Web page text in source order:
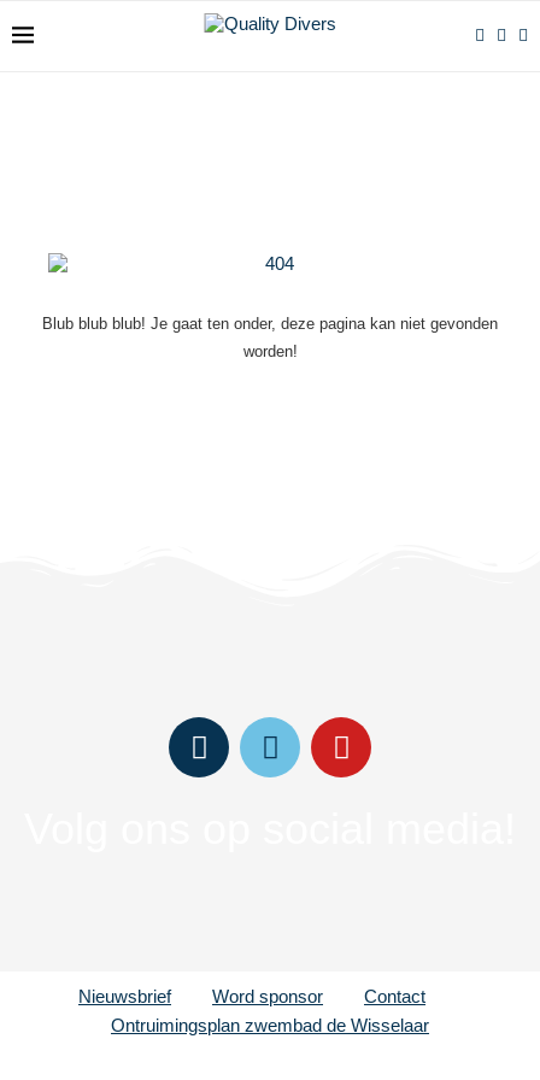
Blub blub blub! Je gaat ten onder, deze pagina kan niet gevonden
worden!
Nieuwsbrief Word sponsor
Contact
Ontruimingsplan zwembad de Wisselaar